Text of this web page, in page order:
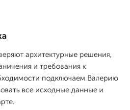
архитектурные решения,
и требования к
подключаем Валерию
все исходные данные и